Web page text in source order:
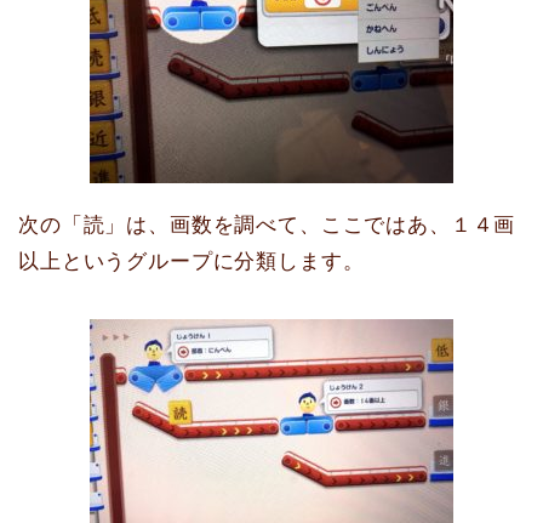
次の「読」は、画数を調べて、ここではあ、１４画
以上というグループに分類します。